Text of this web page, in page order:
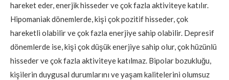
hareket eder, enerjik hisseder ve çok fazla aktiviteye katılır.
Hipomaniak dönemlerde, kişi çok pozitif hisseder, çok
hareketli olabilir ve çok fazla enerjiye sahip olabilir. Depresif
dönemlerde ise, kişi çok düşük enerjiye sahip olur, çok hüzünlü
hisseder ve çok fazla aktiviteye katılmaz. Bipolar bozukluğu,
kişilerin duygusal durumlarını ve yaşam kalitelerini olumsuz